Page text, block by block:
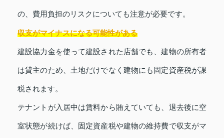
の、費用負担のリスクについても注意が必要です。
収支がマイナスになる可能性がある
建設協力金を使って建設された店舗でも、建物の所有者
は貸主のため、土地だけでなく建物にも固定資産税が課
税されます。
テナントが入居中は賃料から賄えていても、退去後に空
室状態が続けば、固定資産税や建物の維持費で収支がマ